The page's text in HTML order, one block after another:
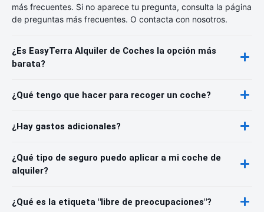
más frecuentes. Si no aparece tu pregunta, consulta la página
de preguntas más frecuentes. O contacta con nosotros.
¿Es EasyTerra Alquiler de Coches la opción más
barata?
¿Qué tengo que hacer para recoger un coche?
¿Hay gastos adicionales?
¿Qué tipo de seguro puedo aplicar a mi coche de
alquiler?
¿Qué es la etiqueta "libre de preocupaciones"?